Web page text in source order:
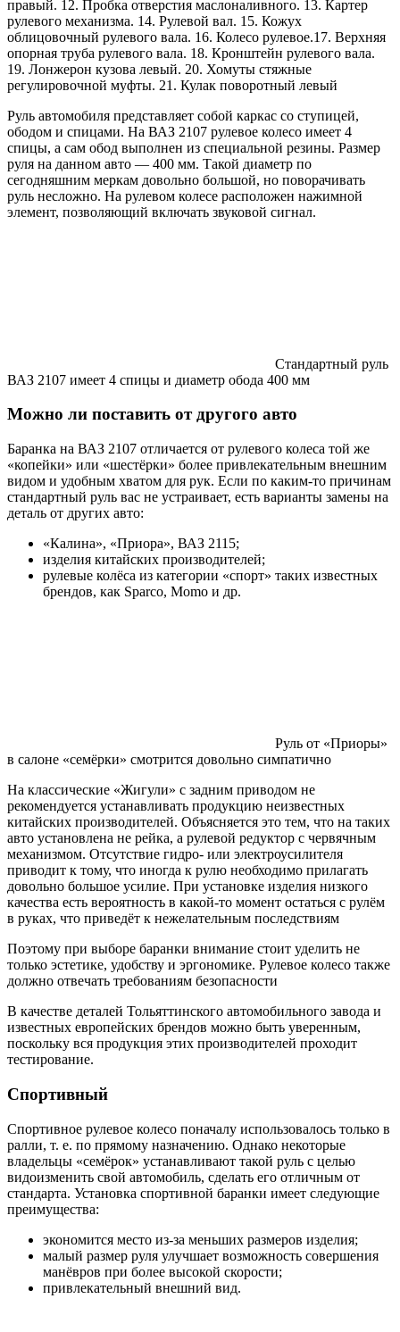
правый. 12. Пробка отверстия маслоналивного. 13. Картер
рулевого механизма. 14. Рулевой вал. 15. Кожух
облицовочный рулевого вала. 16. Колесо рулевое.17. Верхняя
опорная труба рулевого вала. 18. Кронштейн рулевого вала.
19. Лонжерон кузова левый. 20. Хомуты стяжные
регулировочной муфты. 21. Кулак поворотный левый
Руль автомобиля представляет собой каркас со ступицей,
ободом и спицами. На ВАЗ 2107 рулевое колесо имеет 4
спицы, а сам обод выполнен из специальной резины. Размер
руля на данном авто — 400 мм. Такой диаметр по
сегодняшним меркам довольно большой, но поворачивать
руль несложно. На рулевом колесе расположен нажимной
элемент, позволяющий включать звуковой сигнал.
Стандартный руль
ВАЗ 2107 имеет 4 спицы и диаметр обода 400 мм
Можно ли поставить от другого авто
Баранка на ВАЗ 2107 отличается от рулевого колеса той же
«копейки» или «шестёрки» более привлекательным внешним
видом и удобным хватом для рук. Если по каким-то причинам
стандартный руль вас не устраивает, есть варианты замены на
деталь от других авто:
«Калина», «Приора», ВАЗ 2115;
изделия китайских производителей;
рулевые колёса из категории «спорт» таких известных
брендов, как Sparco, Momo и др.
Руль от «Приоры»
в салоне «семёрки» смотрится довольно симпатично
На классические «Жигули» с задним приводом не
рекомендуется устанавливать продукцию неизвестных
китайских производителей. Объясняется это тем, что на таких
авто установлена не рейка, а рулевой редуктор с червячным
механизмом. Отсутствие гидро- или электроусилителя
приводит к тому, что иногда к рулю необходимо прилагать
довольно большое усилие. При установке изделия низкого
качества есть вероятность в какой-то момент остаться с рулём
в руках, что приведёт к нежелательным последствиям
Поэтому при выборе баранки внимание стоит уделить не
только эстетике, удобству и эргономике. Рулевое колесо также
должно отвечать требованиям безопасности
В качестве деталей Тольяттинского автомобильного завода и
известных европейских брендов можно быть уверенным,
поскольку вся продукция этих производителей проходит
тестирование.
Спортивный
Спортивное рулевое колесо поначалу использовалось только в
ралли, т. е. по прямому назначению. Однако некоторые
владельцы «семёрок» устанавливают такой руль с целью
видоизменить свой автомобиль, сделать его отличным от
стандарта. Установка спортивной баранки имеет следующие
преимущества:
экономится место из-за меньших размеров изделия;
малый размер руля улучшает возможность совершения
манёвров при более высокой скорости;
привлекательный внешний вид.